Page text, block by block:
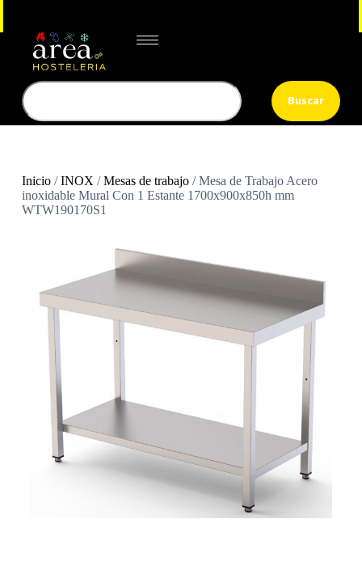
Buscar
Inicio/INOX /Mesas de trabajo/ Mesa de Trabajo Acero
inoxidable Mural Con 1 Estante 1700x900x850h mm
WTW190170S1